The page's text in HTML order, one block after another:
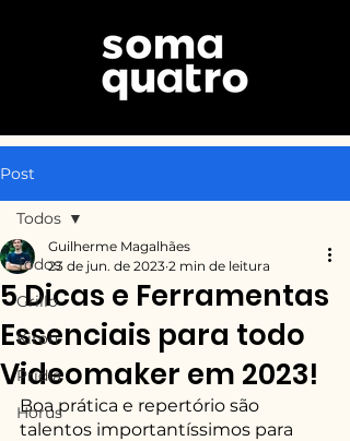
Post
Todos
Grillo
Kiron
Pridia
Horus
Todos
5 Dicas e Ferramentas
Essenciais para todo
Videomaker em 2023!
Guilherme Magalhães
23 de jun. de 2023 2 min de leitura
Boa prática e repertório são
talentos importantíssimos para